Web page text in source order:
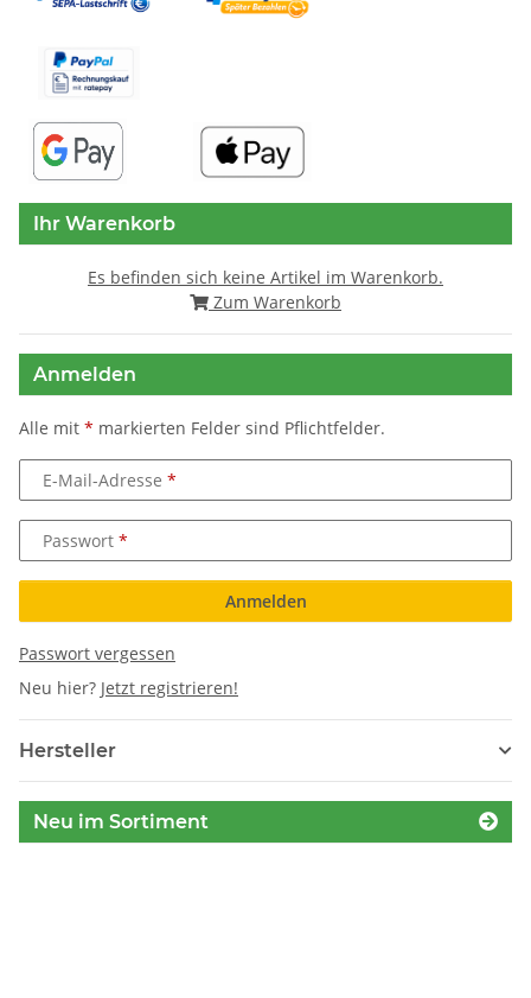
Ihr Warenkorb
Es befinden sich keine Artikel im Warenkorb.
Zum Warenkorb
Anmelden
Alle mit * markierten Felder sind Pflichtfelder.
E-Mail-Adresse
Passwort
Anmelden
Passwort vergessen
Neu hier? Jetzt registrieren!
Hersteller
Neu im Sortiment